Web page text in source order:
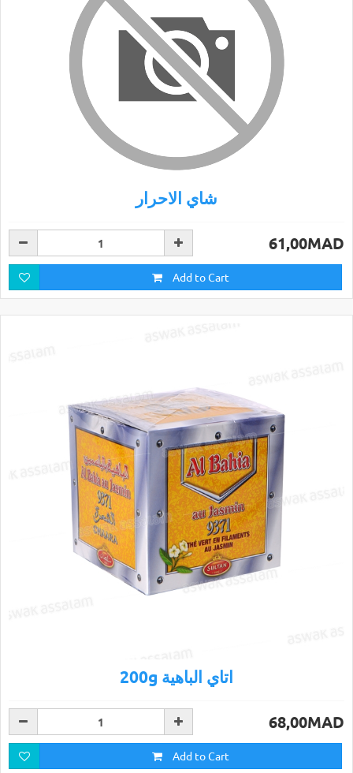
شاي الاحرار
61,00MAD
Add to Cart
200g اتاي الباهية
68,00MAD
Add to Cart